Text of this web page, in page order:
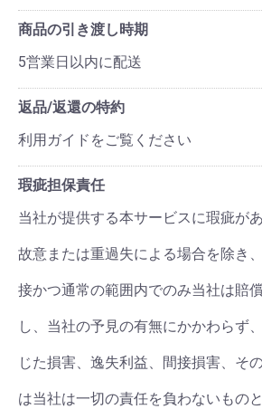
商品の引き渡し時期
5営業日以内に配送
返品/返還の特約
利用ガイドをご覧ください
瑕疵担保責任
当社が提供する本サービスに瑕疵が
故意または重過失による場合を除き
接かつ通常の範囲内でのみ当社は賠
し、当社の予見の有無にかかわらず
じた損害、逸失利益、間接損害、そ
は当社は一切の責任を負わないものと